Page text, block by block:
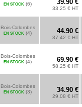
EN STOCK (6) 39.90 €
33.25 € HT
Bois-Colombes
EN STOCK (4) 44.90 €
37.42 € HT
Bois-Colombes
EN STOCK (4) 69.90 €
58.25 € HT
Bois-Colombes
EN STOCK (3) 34.90 €
29.08 € HT